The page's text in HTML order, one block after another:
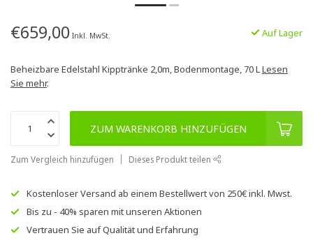
€659,00 Inkl. MwSt. Auf Lager
Beheizbare Edelstahl Kipptränke 2,0m, Bodenmontage, 70 LLesen
Sie mehr.
ZUM WARENKORB HINZUFÜGEN
Zum Vergleich hinzufügen Dieses Produkt teilen
Kostenloser Versand ab einem Bestellwert von 250€inkl. Mwst.
Bis zu - 40% sparen mit unseren Aktionen
Vertrauen Sie aufQualität und Erfahrung